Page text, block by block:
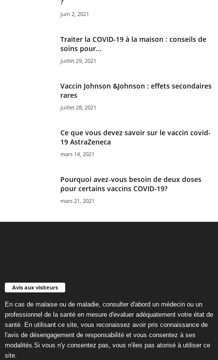
juin 2, 2021
Traiter la COVID-19 à la maison : conseils de
soins pour...
juillet 29, 2021
Vaccin Johnson &Johnson : effets secondaires
rares
juillet 28, 2021
Ce que vous devez savoir sur le vaccin covid-
19 AstraZeneca
mars 14, 2021
Pourquoi avez-vous besoin de deux doses
pour certains vaccins COVID-19?
mars 21, 2021
Avis aux visiteurs
En cas de malaise ou de maladie, consulter d'abord un médecin ou un
professionnel de la santé en mesure d'evaluer adéquatement votre état de
santé. En utilisant ce site, vous reconaissez avoir pris connaissance de
l'avis de désengagement de responsabilité et vous consentez à ses
modalités.Si vous n'y consentez pas, vous n'êes pas atorisé à utiliser ce
site.